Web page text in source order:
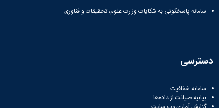
سامانه پاسخگوئی به شکایات وزارت علوم، تحقیقات و فناوری
دسترسی
سامانه شفافیت
بیانیه صیانت از داده‌ها